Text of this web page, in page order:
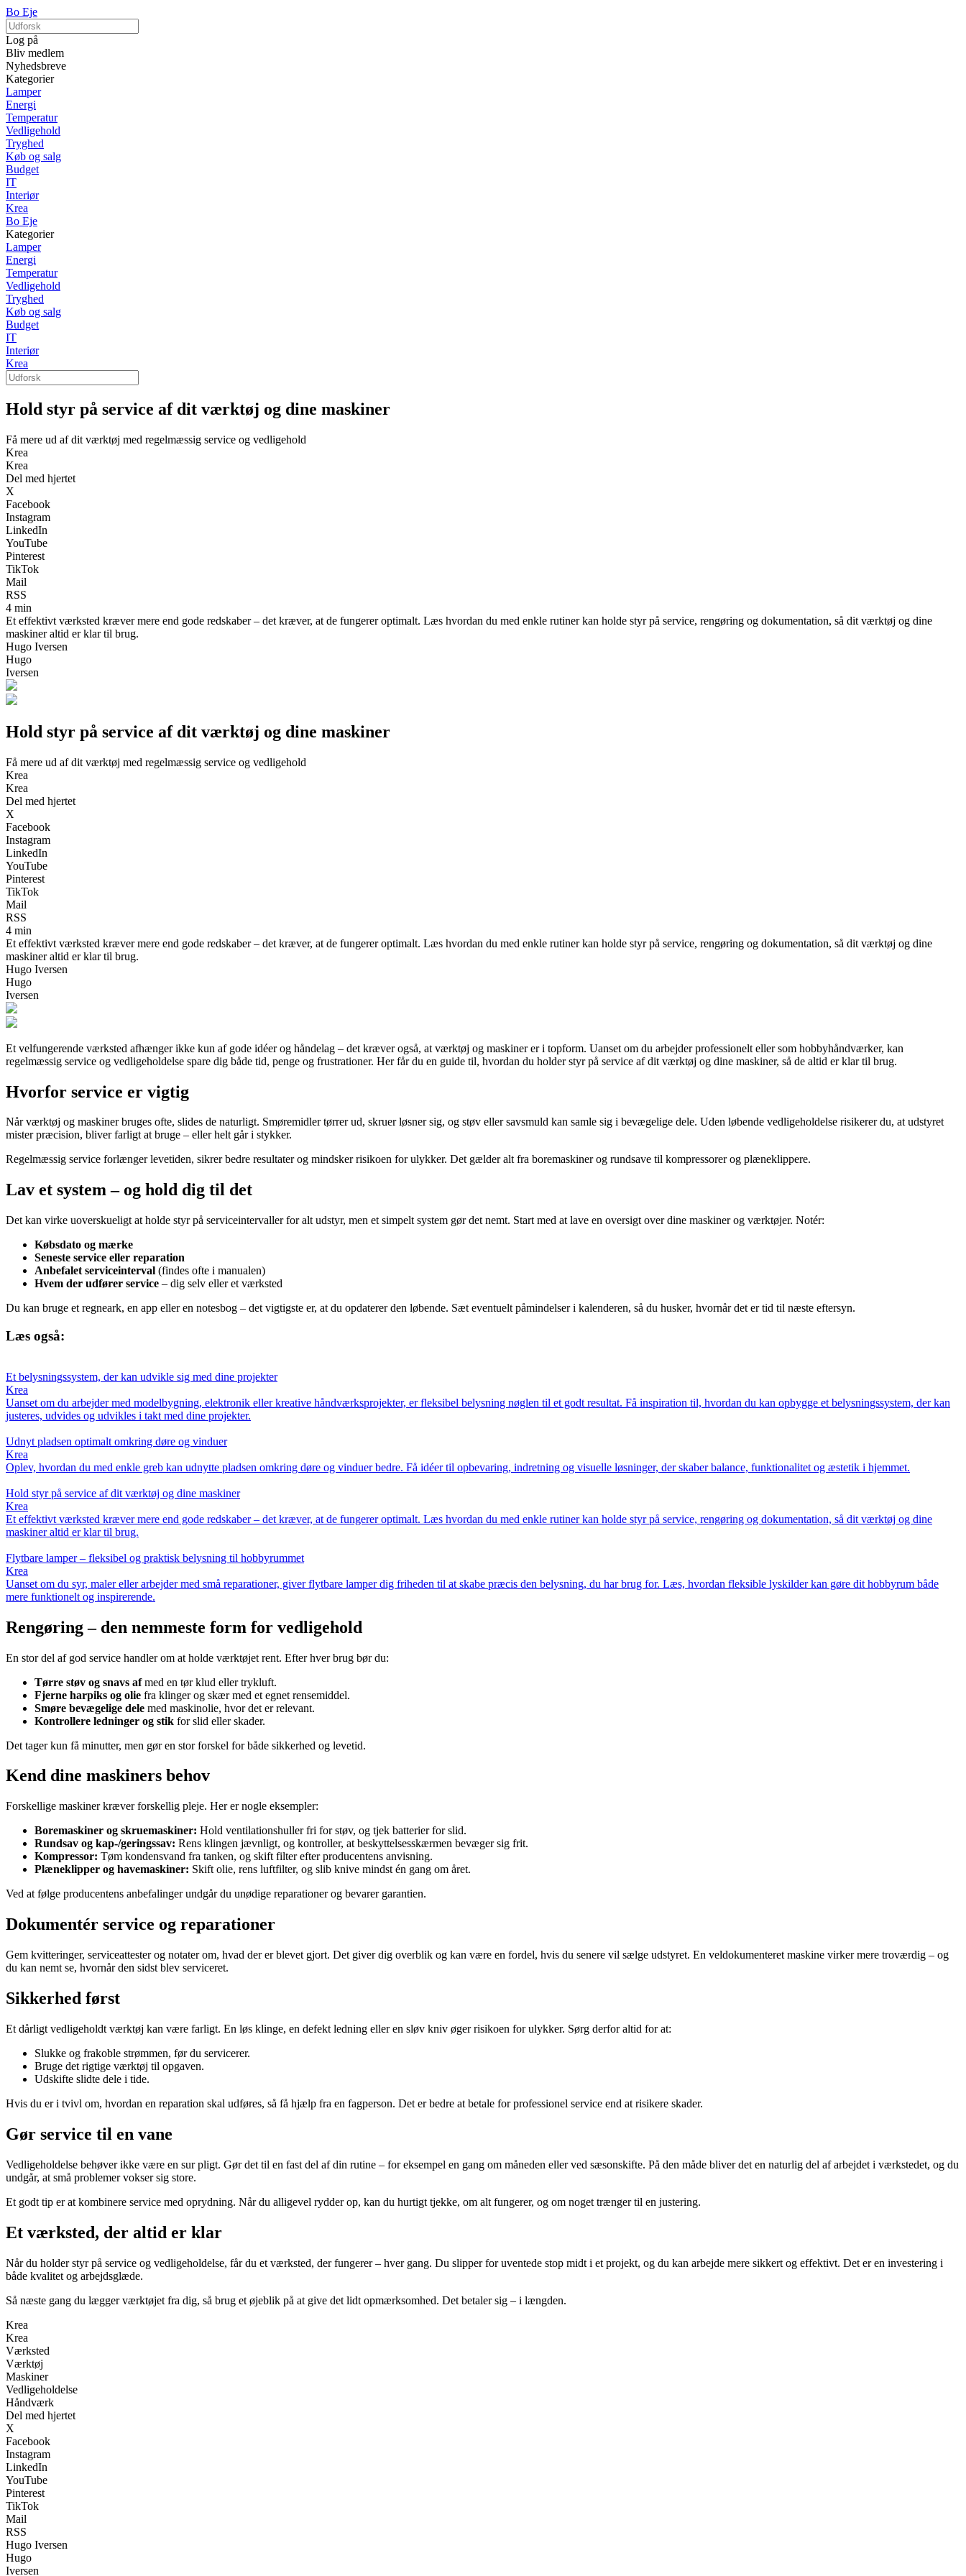
Bo Eje
Log på
Bliv medlem
Nyhedsbreve
Kategorier
Lamper
Energi
Temperatur
Vedligehold
Tryghed
Køb og salg
Budget
IT
Interiør
Krea
Bo Eje
Kategorier
Lamper
Energi
Temperatur
Vedligehold
Tryghed
Køb og salg
Budget
IT
Interiør
Krea
Hold styr på service af dit værktøj og dine maskiner
Få mere ud af dit værktøj med regelmæssig service og vedligehold
Krea
Krea
Del med hjertet
X
Facebook
Instagram
LinkedIn
YouTube
Pinterest
TikTok
Mail
RSS
4 min
Et effektivt værksted kræver mere end gode redskaber – det kræver, at de fungerer optimalt. Læs hvordan du med enkle rutiner kan holde styr på service, rengøring og dokumentation, så dit værktøj og dine
maskiner altid er klar til brug.
Hugo Iversen
Hugo
Iversen
Hold styr på service af dit værktøj og dine maskiner
Få mere ud af dit værktøj med regelmæssig service og vedligehold
Krea
Krea
Del med hjertet
X
Facebook
Instagram
LinkedIn
YouTube
Pinterest
TikTok
Mail
RSS
4 min
Et effektivt værksted kræver mere end gode redskaber – det kræver, at de fungerer optimalt. Læs hvordan du med enkle rutiner kan holde styr på service, rengøring og dokumentation, så dit værktøj og dine
maskiner altid er klar til brug.
Hugo Iversen
Hugo
Iversen
Et velfungerende værksted afhænger ikke kun af gode idéer og håndelag – det kræver også, at værktøj og maskiner er i topform. Uanset om du arbejder professionelt eller som hobbyhåndværker, kan
regelmæssig service og vedligeholdelse spare dig både tid, penge og frustrationer. Her får du en guide til, hvordan du holder styr på service af dit værktøj og dine maskiner, så de altid er klar til brug.
Hvorfor service er vigtig
Når værktøj og maskiner bruges ofte, slides de naturligt. Smøremidler tørrer ud, skruer løsner sig, og støv eller savsmuld kan samle sig i bevægelige dele. Uden løbende vedligeholdelse risikerer du, at udstyret
mister præcision, bliver farligt at bruge – eller helt går i stykker.
Regelmæssig service forlænger levetiden, sikrer bedre resultater og mindsker risikoen for ulykker. Det gælder alt fra boremaskiner og rundsave til kompressorer og plæneklippere.
Lav et system – og hold dig til det
Det kan virke uoverskueligt at holde styr på serviceintervaller for alt udstyr, men et simpelt system gør det nemt. Start med at lave en oversigt over dine maskiner og værktøjer. Notér:
Købsdato og mærke
Seneste service eller reparation
Anbefalet serviceinterval (findes ofte i manualen)
Hvem der udfører service – dig selv eller et værksted
Du kan bruge et regneark, en app eller en notesbog – det vigtigste er, at du opdaterer den løbende. Sæt eventuelt påmindelser i kalenderen, så du husker, hvornår det er tid til næste eftersyn.
Læs også:
Et belysningssystem, der kan udvikle sig med dine projekter
Krea
Uanset om du arbejder med modelbygning, elektronik eller kreative håndværksprojekter, er fleksibel belysning nøglen til et godt resultat. Få inspiration til, hvordan du kan opbygge et belysningssystem, der kan
justeres, udvides og udvikles i takt med dine projekter.
Udnyt pladsen optimalt omkring døre og vinduer
Krea
Oplev, hvordan du med enkle greb kan udnytte pladsen omkring døre og vinduer bedre. Få idéer til opbevaring, indretning og visuelle løsninger, der skaber balance, funktionalitet og æstetik i hjemmet.
Hold styr på service af dit værktøj og dine maskiner
Krea
Et effektivt værksted kræver mere end gode redskaber – det kræver, at de fungerer optimalt. Læs hvordan du med enkle rutiner kan holde styr på service, rengøring og dokumentation, så dit værktøj og dine
maskiner altid er klar til brug.
Flytbare lamper – fleksibel og praktisk belysning til hobbyrummet
Krea
Uanset om du syr, maler eller arbejder med små reparationer, giver flytbare lamper dig friheden til at skabe præcis den belysning, du har brug for. Læs, hvordan fleksible lyskilder kan gøre dit hobbyrum både
mere funktionelt og inspirerende.
Rengøring – den nemmeste form for vedligehold
En stor del af god service handler om at holde værktøjet rent. Efter hver brug bør du:
Tørre støv og snavs afmed en tør klud eller trykluft.
Fjerne harpiks og olie fra klinger og skær med et egnet rensemiddel.
Smøre bevægelige dele med maskinolie, hvor det er relevant.
Kontrollere ledninger og stik for slid eller skader.
Det tager kun få minutter, men gør en stor forskel for både sikkerhed og levetid.
Kend dine maskiners behov
Forskellige maskiner kræver forskellig pleje. Her er nogle eksempler:
Boremaskiner og skruemaskiner: Hold ventilationshuller fri for støv, og tjek batterier for slid.
Rundsav og kap-/geringssav: Rens klingen jævnligt, og kontroller, at beskyttelsesskærmen bevæger sig frit.
Kompressor: Tøm kondensvand fra tanken, og skift filter efter producentens anvisning.
Plæneklipper og havemaskiner: Skift olie, rens luftfilter, og slib knive mindst én gang om året.
Ved at følge producentens anbefalinger undgår du unødige reparationer og bevarer garantien.
Dokumentér service og reparationer
Gem kvitteringer, serviceattester og notater om, hvad der er blevet gjort. Det giver dig overblik og kan være en fordel, hvis du senere vil sælge udstyret. En veldokumenteret maskine virker mere troværdig – og
du kan nemt se, hvornår den sidst blev serviceret.
Sikkerhed først
Et dårligt vedligeholdt værktøj kan være farligt. En løs klinge, en defekt ledning eller en sløv kniv øger risikoen for ulykker. Sørg derfor altid for at:
Slukke og frakoble strømmen, før du servicerer.
Bruge det rigtige værktøj til opgaven.
Udskifte slidte dele i tide.
Hvis du er i tvivl om, hvordan en reparation skal udføres, så få hjælp fra en fagperson. Det er bedre at betale for professionel service end at risikere skader.
Gør service til en vane
Vedligeholdelse behøver ikke være en sur pligt. Gør det til en fast del af din rutine – for eksempel en gang om måneden eller ved sæsonskifte. På den måde bliver det en naturlig del af arbejdet i værkstedet, og du
undgår, at små problemer vokser sig store.
Et godt tip er at kombinere service med oprydning. Når du alligevel rydder op, kan du hurtigt tjekke, om alt fungerer, og om noget trænger til en justering.
Et værksted, der altid er klar
Når du holder styr på service og vedligeholdelse, får du et værksted, der fungerer – hver gang. Du slipper for uventede stop midt i et projekt, og du kan arbejde mere sikkert og effektivt. Det er en investering i
både kvalitet og arbejdsglæde.
Så næste gang du lægger værktøjet fra dig, så brug et øjeblik på at give det lidt opmærksomhed. Det betaler sig – i længden.
Krea
Krea
Værksted
Værktøj
Maskiner
Vedligeholdelse
Håndværk
Del med hjertet
X
Facebook
Instagram
LinkedIn
YouTube
Pinterest
TikTok
Mail
RSS
Hugo Iversen
Hugo
Iversen